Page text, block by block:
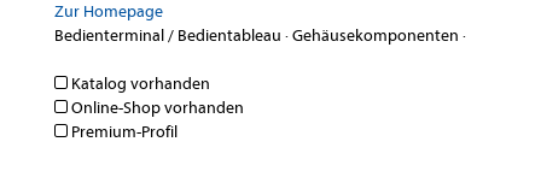
Zur Homepage
Bedienterminal / Bedientableau ·Gehäusekomponenten ·
Katalog vorhanden
Online-Shop vorhanden
Premium-Profil